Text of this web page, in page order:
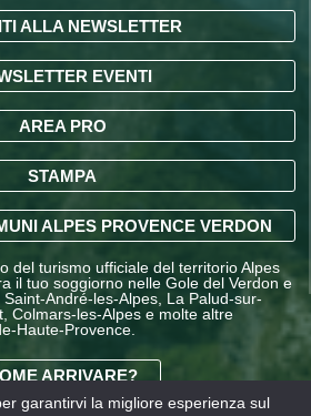
ALLA NEWSLETTER
EVENTI
AREA PRO
STAMPA
ALPES PROVENCE VERDON
del turismo ufficiale del territorio Alpes
il tuo soggiorno nelle Gole del Verdon e
André-les-Alpes, La Palud-sur-
Colmars-les-Alpes e molte altre
Haute-Provence.
ARRIVARE?
garantirvi la migliore esperienza sul